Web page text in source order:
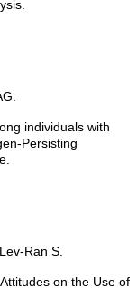
individuals with
Persisting
Ran S.
on the Use of